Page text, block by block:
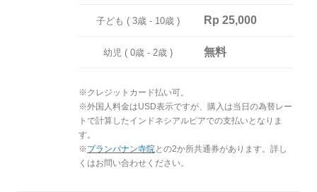
子ども ( 3歳 ‐ 10歳 ) Rp 25,000
幼児 ( 0歳 ‐ 2歳 ) 無料
※クレジットカード払い可。
※外国人料金はUSD表示ですが、購入は当日の為替レー
トで計算したインドネシアルピアでの支払いとなりま
す。
※プランバナン寺院との2か所共通券があります。詳し
くはお問い合わせください。